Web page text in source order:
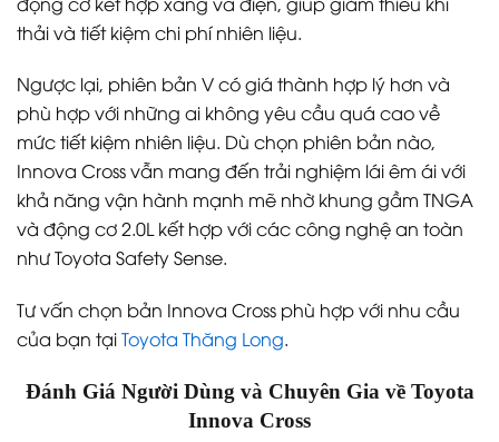
thải và tiết kiệm chi phí nhiên liệu.
Ngược lại, phiên bản V có giá thành hợp lý hơn và
phù hợp với những ai không yêu cầu quá cao về
mức tiết kiệm nhiên liệu. Dù chọn phiên bản nào,
Innova Cross vẫn mang đến trải nghiệm lái êm ái với
khả năng vận hành mạnh mẽ nhờ khung gầm TNGA
và động cơ 2.0L kết hợp với các công nghệ an toàn
như Toyota Safety Sense.
Tư vấn chọn bản Innova Cross phù hợp với nhu cầu
của bạn tạiToyota Thăng Long.
Đánh Giá Người Dùng và Chuyên Gia về Toyota
Innova Cross